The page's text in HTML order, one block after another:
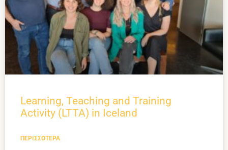
Learning, Teaching and Training
Activity (LTTA) in Iceland
ΠΕΡΙΣΣΌΤΕΡΑ